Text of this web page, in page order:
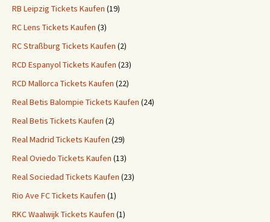
RB Leipzig Tickets Kaufen (19)
RC Lens Tickets Kaufen (3)
RC Straßburg Tickets Kaufen (2)
RCD Espanyol Tickets Kaufen (23)
RCD Mallorca Tickets Kaufen (22)
Real Betis Balompie Tickets Kaufen (24)
Real Betis Tickets Kaufen (2)
Real Madrid Tickets Kaufen (29)
Real Oviedo Tickets Kaufen (13)
Real Sociedad Tickets Kaufen (23)
Rio Ave FC Tickets Kaufen (1)
RKC Waalwijk Tickets Kaufen (1)